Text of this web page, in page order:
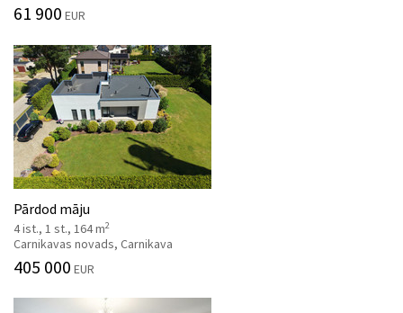
61 900 EUR
Pārdod māju
4 ist., 1 st., 164 m2
Carnikavas novads, Carnikava
405 000 EUR